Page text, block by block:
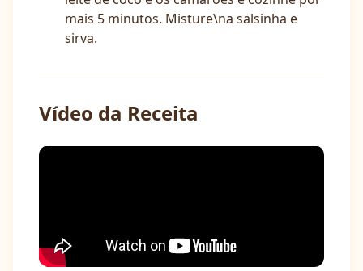
mais 5 minutos. Misture\na salsinha e
sirva.
Vídeo da Receita